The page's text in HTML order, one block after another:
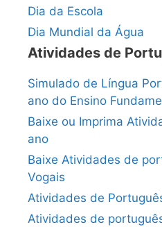
Dia da Escola
Dia Mundial da Água
Atividades de
Simulado de Língua
ano do Ensino
Baixe ou Imprima
ano
Baixe Atividades de
Vogais
Atividades de
Atividades de